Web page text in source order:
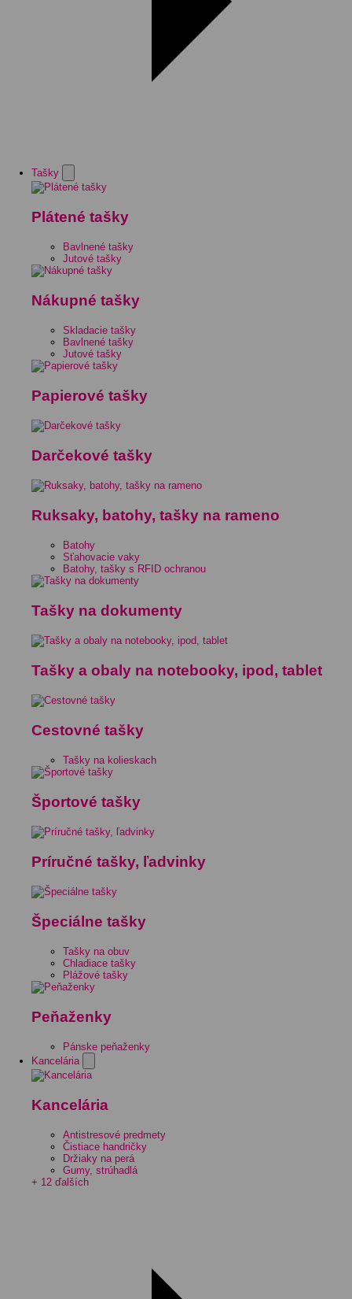
Tašky
Plátené tašky
Bavlnené tašky
Jutové tašky
Nákupné tašky
Skladacie tašky
Bavlnené tašky
Jutové tašky
Papierové tašky
Darčekové tašky
Ruksaky, batohy, tašky na rameno
Batohy
Sťahovacie vaky
Batohy, tašky s RFID ochranou
Tašky na dokumenty
Tašky a obaly na notebooky, ipod, tablet
Cestovné tašky
Tašky na kolieskach
Športové tašky
Príručné tašky, ľadvinky
Špeciálne tašky
Tašky na obuv
Chladiace tašky
Plážové tašky
Peňaženky
Pánske peňaženky
Kancelária
Kancelária
Antistresové predmety
Čistiace handričky
Držiaky na perá
Gumy, strúhadlá
+ 12 ďalších